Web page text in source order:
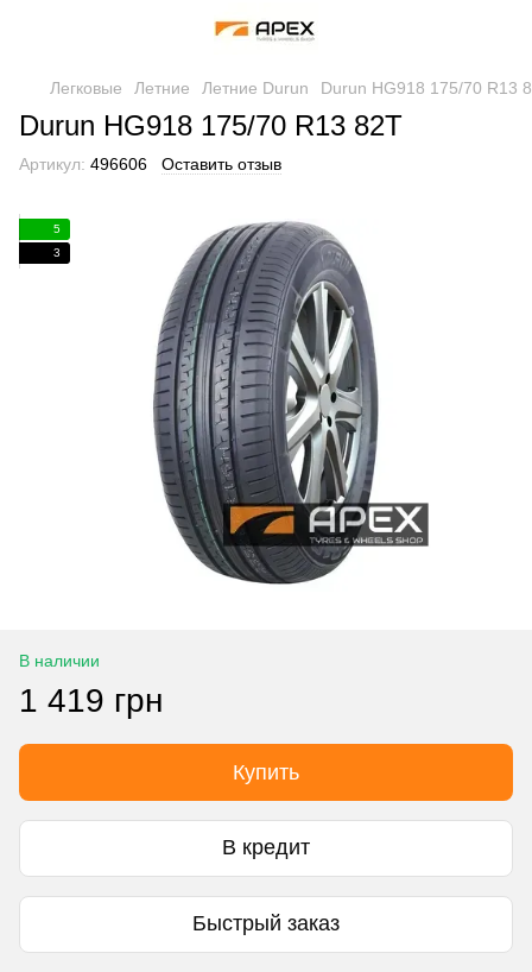
Легковые Летние Летние Durun Durun HG918 175/70 R13
Durun HG918 175/70 R13 82T
Артикул: 496606 Оставить отзыв
5
3
В наличии
1 419 грн
Купить
В кредит
Быстрый заказ